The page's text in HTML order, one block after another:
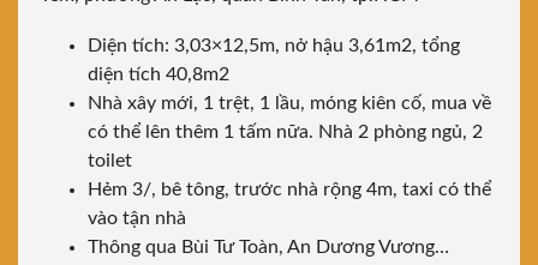
Diện tích: 3,03×12,5m, nở hậu 3,61m2, tổng
diện tích 40,8m2
Nhà xây mới, 1 trệt, 1 lầu, móng kiên cố, mua về
có thể lên thêm 1 tấm nữa. Nhà 2 phòng ngủ, 2
toilet
Hẻm 3/, bê tông, trước nhà rộng 4m, taxi có thể
vào tận nhà
Thông qua Bùi Tư Toàn, An Dương Vương…